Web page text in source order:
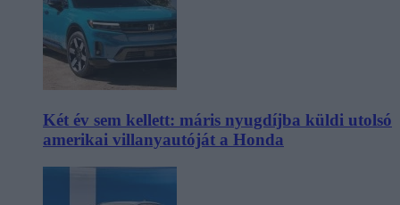
Két év sem kellett: máris nyugdíjba küldi utolsó
amerikai villanyautóját a Honda